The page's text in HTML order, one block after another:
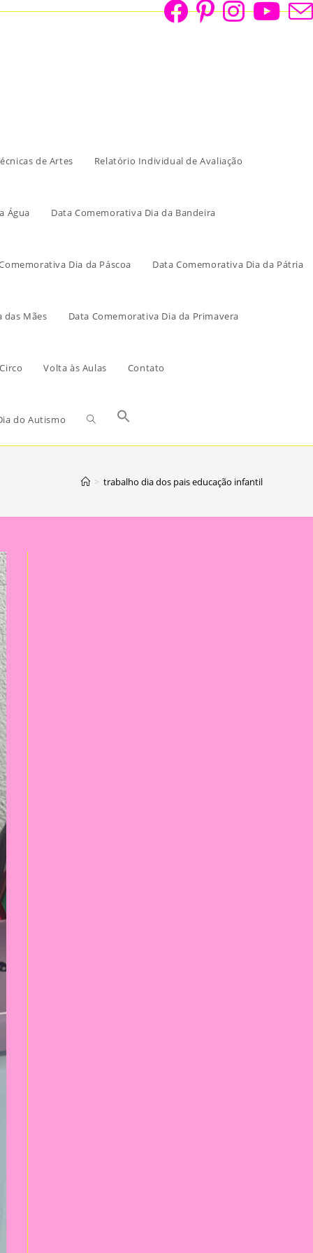
de Artes Relatório Individual de Avaliação
Água Data Comemorativa Dia da Bandeira
Dia da Páscoa Data Comemorativa Dia da Pátria
das Mães Data Comemorativa Dia da Primavera
Volta às Aulas Contato
do Autismo
> trabalho dia dos pais educação infantil